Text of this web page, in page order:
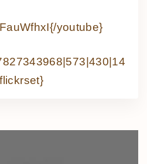
youtube}
flickrset}